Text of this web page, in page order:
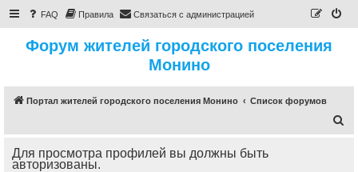
FAQ Правила Связаться с администрацией
Форум жителей городского поселения
Монино
Портал жителей городского поселения Монино
Список форумов
Для просмотра профилей вы должны быть
авторизованы.